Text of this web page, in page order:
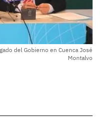
del Gobierno en Cuenca José
Montalvo